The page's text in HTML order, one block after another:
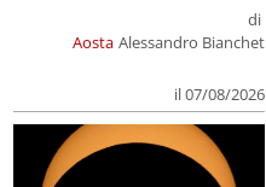
Aosta
di
Alessandro Bianchet
il 07/08/2026